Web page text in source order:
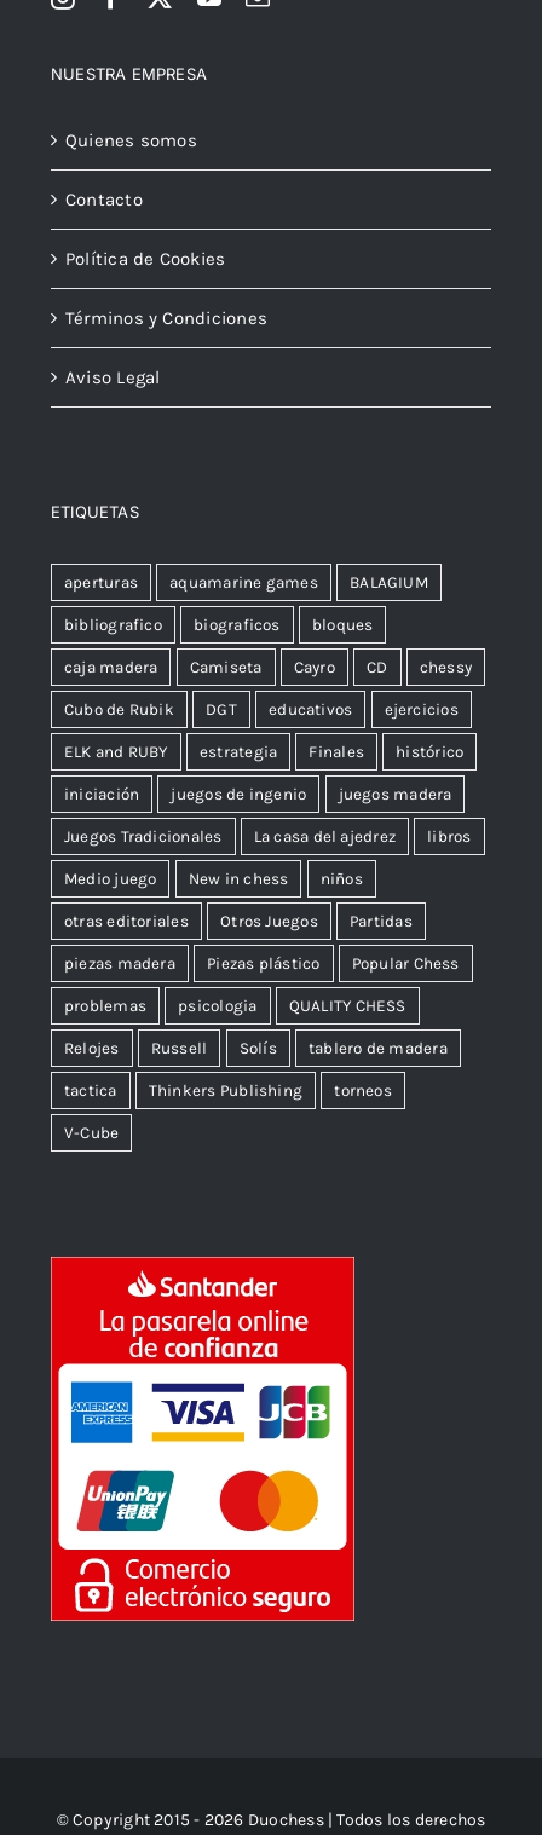
NUESTRA EMPRESA
Quienes somos
Contacto
Política de Cookies
Términos y Condiciones
Aviso Legal
ETIQUETAS
aperturas aquamarine games BALAGIUM
bibliografico biograficos bloques
caja madera Camiseta Cayro CD chessy
Cubo de Rubik DGT educativos ejercicios
ELK and RUBY estrategia Finales histórico
iniciación juegos de ingenio juegos madera
Juegos Tradicionales La casa del ajedrez libros
Medio juego New in chess niños
otras editoriales Otros Juegos Partidas
piezas madera Piezas plástico Popular Chess
problemas psicologia QUALITY CHESS
Relojes Russell Solís tablero de madera
tactica Thinkers Publishing torneos
V-Cube
© Copyright 2015 - 2026 Duochess | Todos los derechos